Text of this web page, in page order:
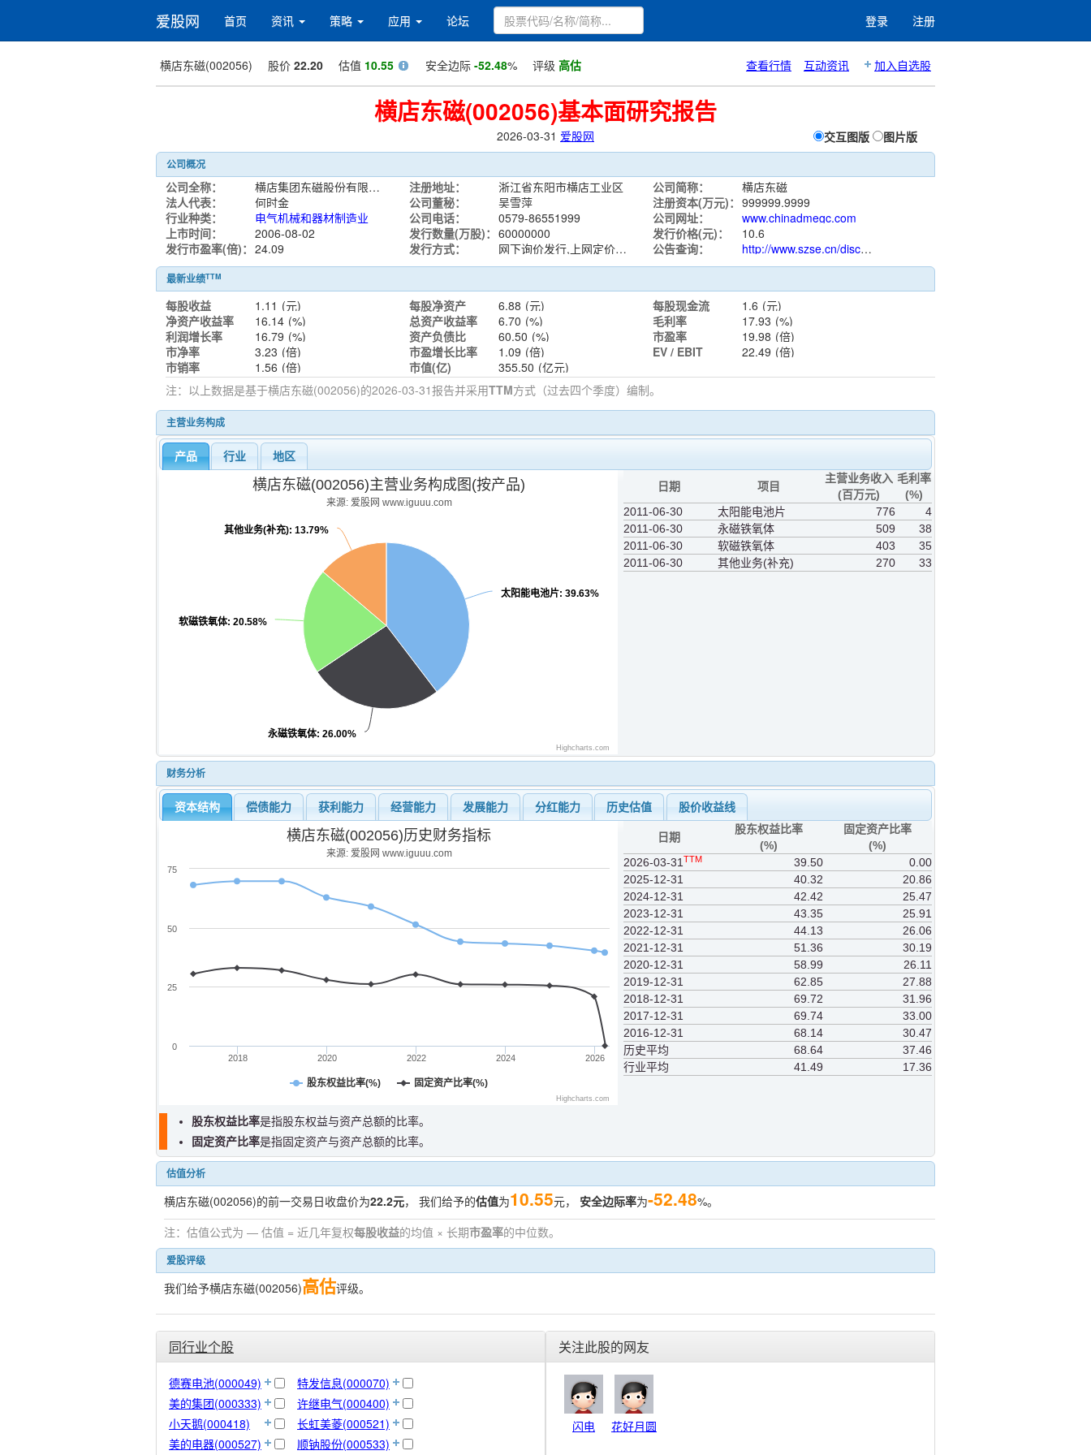
爱股网 首页 资讯 策略 应用 论坛 登录 注册
横店东磁(002056) 股价 22.20 估值 10.55 安全边际 -52.48% 评级 高估 查看行情 互动资讯 加入自选股
横店东磁(002056)基本面研究报告
2026-03-31 爱股网 交互图版 图片版
公司概况
公司全称： 横店集团东磁股份有限公司 注册地址： 浙江省东阳市横店工业区 公司简称：
横店东磁
法人代表：
何时金 公司董秘： 吴雪萍 注册资本(万元)： 999999.9999
行业种类：
电气机械和器材制造业 公司电话： 0579-86551999 公司网址：
www.chinadmegc.com
上市时间：
2006-08-02 发行数量(万股)： 60000000 发行价格(元)：
10.6
发行市盈率(倍)： 24.09 发行方式： 网下询价发行,上网定价发行 公告查询： http://www.szse.cn/disclosure/listed/notice/index.html?stock=002056
最新业绩TTM
每股收益 1.11 (元) 每股净资产 6.88 (元) 每股现金流 1.6 (元)
净资产收益率
16.14 (%) 总资产收益率 6.70 (%) 毛利率 17.93 (%)
利润增长率
16.79 (%) 资产负债比 60.50 (%) 市盈率 19.98 (倍)
市净率
3.23 (倍) 市盈增长比率 1.09 (倍) EV / EBIT 22.49 (倍)
市销率
1.56 (倍) 市值(亿) 355.50 (亿元)
注：以上数据是基于横店东磁(002056)的2026-03-31报告并采用TTM方式（过去四个季度）编制。
主营业务构成
产品 行业 地区
横店东磁(002056)主营业务构成图(按产品)
来源: 爱股网 www.iguuu.com
太阳能电池片: 39.63%
永磁铁氧体: 26.00%
软磁铁氧体: 20.58%
其他业务(补充): 13.79%
Highcharts.com
日期 项目
主营业务收入
(百万元)
毛利率
(%)
2011-06-30
太阳能电池片 776
4
2011-06-30
永磁铁氧体 509
38
2011-06-30
软磁铁氧体 403
35
2011-06-30
其他业务(补充) 270 33
财务分析
资本结构 偿债能力 获利能力 经营能力 发展能力 分红能力 历史估值 股价收益线
横店东磁(002056)历史财务指标
来源: 爱股网 www.iguuu.com
股东权益比率(%) 固定资产比率(%)
2018 2020 2022 2024 2026
0
25
50
75
Highcharts.com
日期
股东权益比率
(%)
固定资产比率
(%)
2026-03-31 TTM 39.50
0.00
2025-12-31
40.32
20.86
2024-12-31
42.42
25.47
2023-12-31
43.35
25.91
2022-12-31
44.13
26.06
2021-12-31
51.36
30.19
2020-12-31
58.99
26.11
2019-12-31
62.85
27.88
2018-12-31
69.72
31.96
2017-12-31
69.74
33.00
2016-12-31
68.14
30.47
历史平均
68.64
37.46
行业平均
41.49 17.36
股东权益比率是指股东权益与资产总额的比率。
固定资产比率是指固定资产与资产总额的比率。
估值分析
横店东磁(002056)的前一交易日收盘价为22.2元， 我们给予的估值为10.55元， 安全边际率为-52.48%。
注：估值公式为 — 估值 = 近几年复权每股收益的均值 × 长期市盈率的中位数。
爱股评级
我们给予横店东磁(002056)高估评级。
同行业个股
德赛电池(000049)
特发信息(000070)
美的集团(000333)
许继电气(000400)
小天鹅(000418)
长虹美菱(000521)
美的电器(000527)
顺钠股份(000533)
关注此股的网友
闪电 花好月圆